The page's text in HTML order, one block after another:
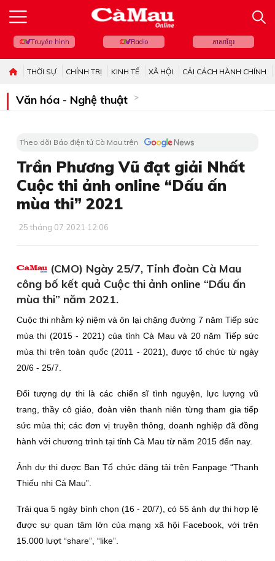
Truyền hình Radio ភាសាខ្មែរ
THỜI SỰ CHÍNH TRỊ KINH TẾ XÃ HỘI CẢI CÁCH HÀNH CHÍNH
Văn hóa - Nghệ thuật
Theo dõi Báo điện tử Cà Mau trên
Trần Phương Vũ đạt giải Nhất
Cuộc thi ảnh online “Dấu ấn
mùa thi” 2021
25 tháng 07 2021 12:06
(CMO) Ngày 25/7, Tỉnh đoàn Cà Mau
công bố kết quả Cuộc thi ảnh online “Dấu ấn
mùa thi” năm 2021.
Cuộc thi nhằm kỷ niệm và ôn lại chặng đường 7 năm Tiếp sức
mùa thi (2015 - 2021) của tỉnh Cà Mau và 20 năm Tiếp sức
mùa thi trên toàn quốc (2011 - 2021), được tổ chức từ ngày
20/6 - 25/7.
Đối tượng dự thi là các chiến sĩ tình nguyện, lực lượng vũ
trang, thầy cô giáo, đoàn viên thanh niên từng tham gia tiếp
sức mùa thi; các đơn vị truyền thông, doanh nghiệp đã đồng
hành với chương trình tại tỉnh Cà Mau từ năm 2015 đến nay.
Ảnh dự thi được Ban Tổ chức đăng tải trên Fanpage “Thanh
Thiếu nhi Cà Mau”.
Trải qua 5 ngày bình chọn (16 - 20/7), có 55 ảnh dự thi hợp lệ
được sự quan tâm lớn của mạng xã hội Facebook, với trên
15.000 lượt “share”, “like”.